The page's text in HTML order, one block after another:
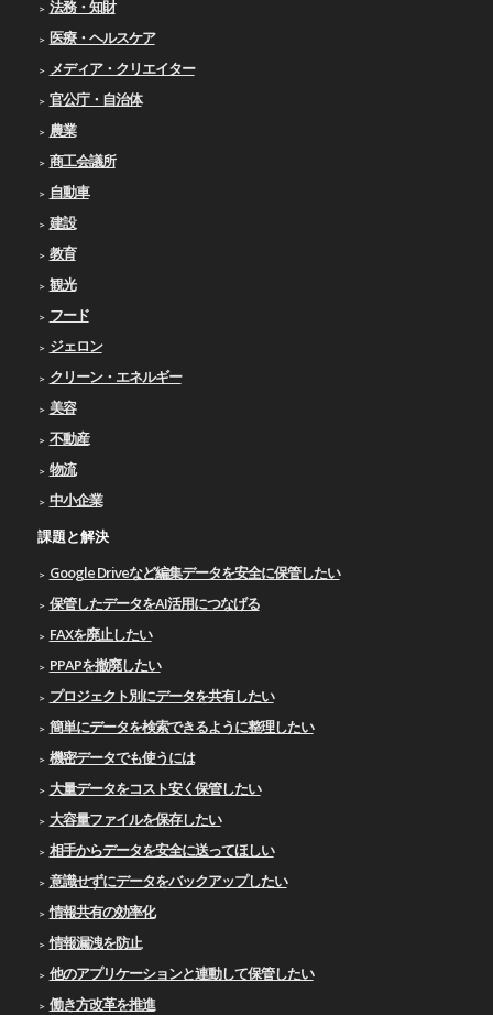
法務・知財
医療・ヘルスケア
メディア・クリエイター
官公庁・自治体
農業
商工会議所
自動車
建設
教育
観光
フード
ジェロン
クリーン・エネルギー
美容
不動産
物流
中小企業
課題と解決
Google Driveなど編集データを安全に保管したい
保管したデータをAI活用につなげる
FAXを廃止したい
PPAPを撤廃したい
プロジェクト別にデータを共有したい
簡単にデータを検索できるように整理したい
機密データでも使うには
大量データをコスト安く保管したい
大容量ファイルを保存したい
相手からデータを安全に送ってほしい
意識せずにデータをバックアップしたい
情報共有の効率化
情報漏洩を防止
他のアプリケーションと連動して保管したい
働き方改革を推進